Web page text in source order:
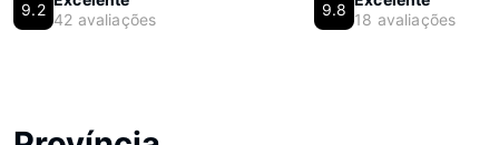
9.2
42 avaliações
9.8
18 avaliações